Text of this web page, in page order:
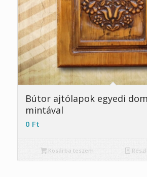
Bútor ajtólapok egyedi
mintával
0 Ft
Kosárba teszem